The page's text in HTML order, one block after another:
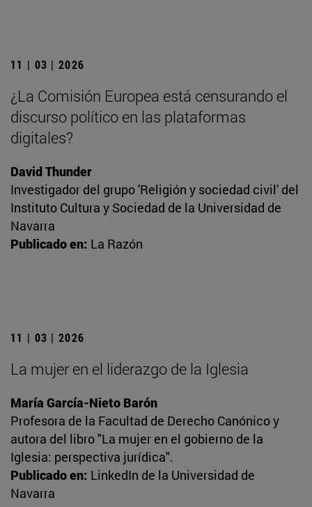
11 | 03 | 2026
¿La Comisión Europea está censurando el
discurso político en las plataformas
digitales?
David Thunder
Investigador del grupo 'Religión y sociedad civil' del
Instituto Cultura y Sociedad de la Universidad de
Navarra
Publicado en: La Razón
11 | 03 | 2026
La mujer en el liderazgo de la Iglesia
María García-Nieto Barón
Profesora de la Facultad de Derecho Canónico y
autora del libro "La mujer en el gobierno de la
Iglesia: perspectiva jurídica".
Publicado en: LinkedIn de la Universidad de
Navarra